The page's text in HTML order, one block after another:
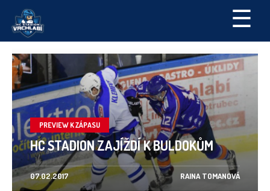
☰
PREVIEW K ZÁPASU
HC STADION ZAJÍŽDÍ K BULDOKŮM
07.02.2017 RAINA TOMANOVÁ